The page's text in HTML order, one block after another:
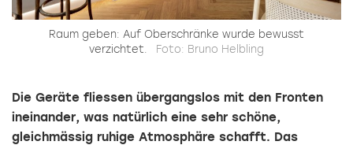
Raum geben: Auf Oberschränke wurde bewusst
verzichtet.
Foto: Bruno Helbling
Die Geräte fliessen übergangslos mit den Fronten
ineinander, was natürlich eine sehr schöne,
gleichmässig ruhige Atmosphäre schafft. Das